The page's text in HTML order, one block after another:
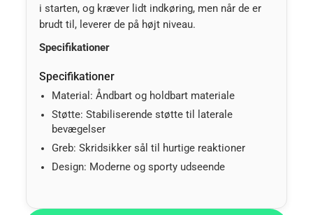
i starten, og kræver lidt indkøring, men når de er
brudt til, leverer de på højt niveau.
Specifikationer
Specifikationer
Material: Åndbart og holdbart materiale
Støtte: Stabiliserende støtte til laterale
bevægelser
Greb: Skridsikker sål til hurtige reaktioner
Design: Moderne og sporty udseende